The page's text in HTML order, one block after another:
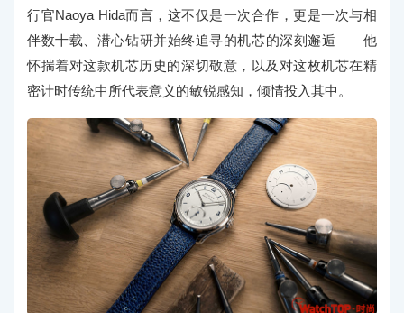
行官Naoya Hida而言，这不仅是一次合作，更是一次与相
伴数十载、潜心钻研并始终追寻的机芯的深刻邂逅——他
怀揣着对这款机芯历史的深切敬意，以及对这枚机芯在精
密计时传统中所代表意义的敏锐感知，倾情投入其中。